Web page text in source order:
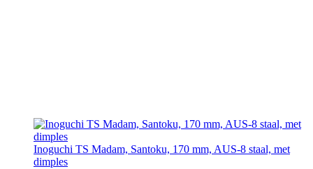
Inoguchi TS Madam, Santoku, 170 mm, AUS-8 staal, met
dimples